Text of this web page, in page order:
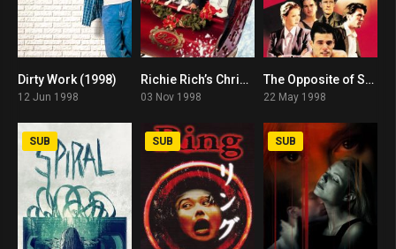
6.5
Dirty Work (1998)
12 Jun 1998
4.1
Richie Rich’s Christmas Wish (1998)
03 Nov 1998
6.4The Opposite of Sex (1998)
22 May 1998
SUB SUB SUB